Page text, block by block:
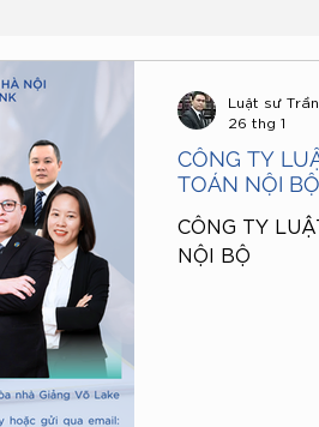
& Kế toán
Phí & Lệ phí Chuyển đổi
mại
sự Thủ tục yêu cầu thi
CÔNG TY
TOÁN NỘI BỘ
CÔNG TY
NỘI BỘ
Luật sư
26 thg 1